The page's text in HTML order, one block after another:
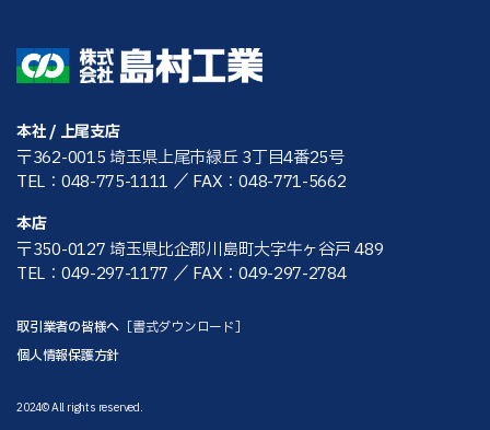
本社 / 上尾支店
〒362-0015 埼玉県上尾市緑丘 3丁目4番25号
TEL：048-775-1111 ／ FAX：048-771-5662
本店
〒350-0127 埼玉県比企郡川島町大字牛ヶ谷戸 489
TEL：049-297-1177 ／ FAX：049-297-2784
取引業者の皆様へ ［書式ダウンロード］
個人情報保護方針
2024© All rights reserved.